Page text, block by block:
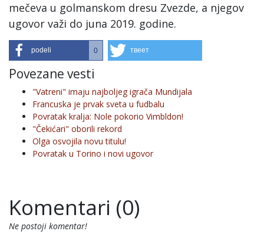
mečeva u golmanskom dresu Zvezde, a njegov
ugovor važi do juna 2019. godine.
podeli 0 твеет
Povezane vesti
"Vatreni" imaju najboljeg igrača Mundijala
Francuska je prvak sveta u fudbalu
Povratak kralja: Nole pokorio Vimbldon!
"Čekićari" oborili rekord
Olga osvojila novu titulu!
Povratak u Torino i novi ugovor
Komentari (0)
Ne postoji komentar!